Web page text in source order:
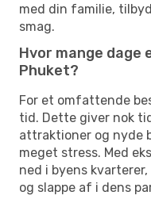
med din familie,
smag.
Hvor mange dage
Phuket?
For et omfattende
tid. Dette giver nok
attraktioner og nyde
meget stress. Med
ned i byens
og slappe af i dens